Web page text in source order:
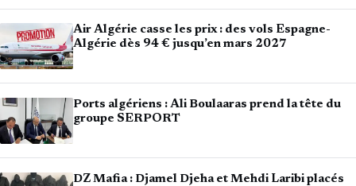
Air Algérie casse les prix : des vols Espagne-
Algérie dès 94 € jusqu’en mars 2027
Ports algériens : Ali Boulaaras prend la tête du
groupe SERPORT
DZ Mafia : Djamel Djeha et Mehdi Laribi placés